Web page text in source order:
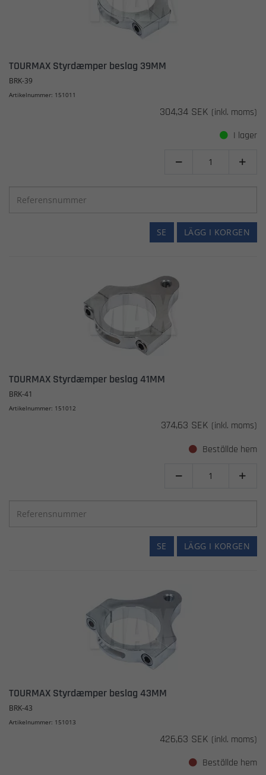
TOURMAX Styrdæmper beslag 39MM
BRK-39
Artikelnummer: 151011
304,34 SEK (inkl. moms)
I lager
 
LÄGG I KORGEN
SE
TOURMAX Styrdæmper beslag 41MM
BRK-41
Artikelnummer: 151012
374,63 SEK (inkl. moms)
Beställde hem
 
LÄGG I KORGEN
SE
TOURMAX Styrdæmper beslag 43MM
BRK-43
Artikelnummer: 151013
426,63 SEK (inkl. moms)
Beställde hem